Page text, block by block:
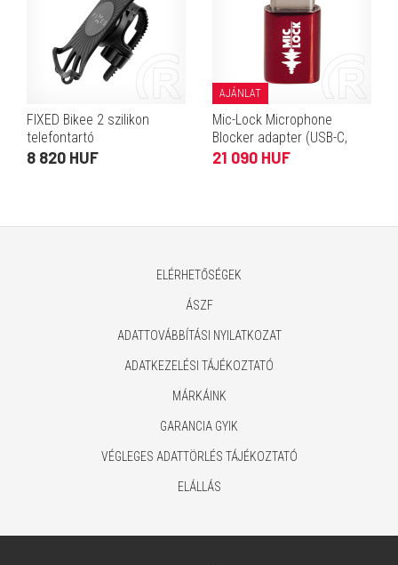
FIXED Bikee 2 szilikon
telefontartó
8 820 HUF
AJÁNLAT
Mic-Lock Microphone
Blocker adapter (USB-C,
piros)
21 090 HUF
ELÉRHETŐSÉGEK
ÁSZF
ADATTOVÁBBÍTÁSI NYILATKOZAT
ADATKEZELÉSI TÁJÉKOZTATÓ
MÁRKÁINK
GARANCIA GYIK
VÉGLEGES ADATTÖRLÉS TÁJÉKOZTATÓ
ELÁLLÁS